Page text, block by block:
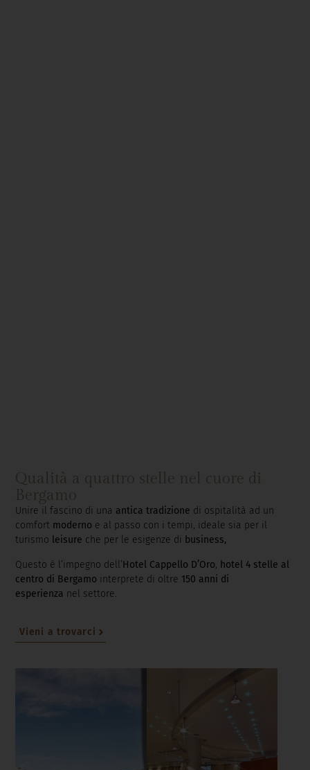
Qualità a quattro stelle nel cuore di
Bergamo
Unire il fascino di una antica tradizione di ospitalità ad un
comfort moderno e al passo con i tempi, ideale sia per il
turismo leisure che per le esigenze di business,
Questo è l’impegno dell’Hotel Cappello D’Oro, hotel 4 stelle al
centro di Bergamo interprete di oltre 150 anni di
esperienza nel settore.
Vieni a trovarci